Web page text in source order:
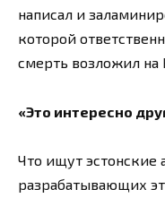
написал и
которой
смерть возложил на
«Это интересно
Что ищут эстонские
разрабатывающих